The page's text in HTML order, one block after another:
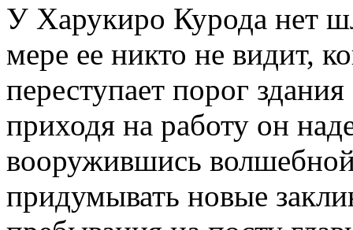
У Харукиро Курода нет
мере ее никто не видит,
переступает порог
приходя на работу он
вооружившись
придумывать новые